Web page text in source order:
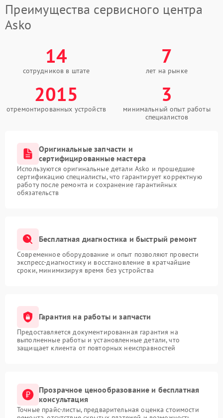
Преимущества сервисного центра
Asko
14
сотрудников в штате
7
лет на рынке
2015
отремонтированных устройств
3
минимальный опыт работы
специалистов
Оригинальные запчасти и
сертифицированные мастера
Используются оригинальные детали Asko и прошедшие
сертификацию специалисты, что гарантирует корректную
работу после ремонта и сохранение гарантийных
обязательств
Бесплатная диагностика и быстрый ремонт
Современное оборудование и опыт позволяют провести
экспресс-диагностику и восстановление в кратчайшие
сроки, минимизируя время без устройства
Гарантия на работы и запчасти
Предоставляется документированная гарантия на
выполненные работы и установленные детали, что
защищает клиента от повторных неисправностей
Прозрачное ценообразование и бесплатная
консультация
Точные прайс-листы, предварительная оценка стоимости